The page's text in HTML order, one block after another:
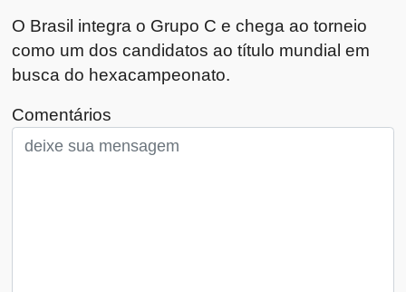
O Brasil integra o Grupo C e chega ao torneio
como um dos candidatos ao título mundial em
busca do hexacampeonato.
Comentários